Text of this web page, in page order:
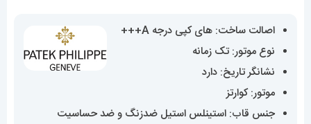
اصالت ساخت: های کپی درجه A+++
نوع موتور: تک زمانه
نشانگر تاریخ: دارد
موتور: کوارتز
جنس قاب: استینلس استیل ضدزنگ و ضد حساسیت